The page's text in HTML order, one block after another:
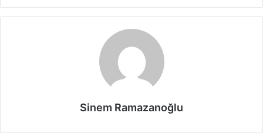
metabolizma üzerinde doğrudan etkisi olduğunu
boyunca kalori yakımını artırabilir. Yumurta, yoğurt, süt ve
peynir gibi yüksek proteinli besinler hem tok kalmanıza
yardımcı olur hem de kas kütlesini korumanızı destekler.
Unlu ve şekerli kahvaltılardan uzak durmak, kan şekeri
Sinem Ramazanoğlu